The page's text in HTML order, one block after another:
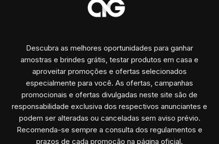
Descubra as melhores oportunidades para ganhar
amostras e brindes grátis, testar produtos em casa e
aproveitar promoções e ofertas selecionados
especialmente para você. As ofertas, campanhas
promocionais e ofertas divulgadas neste site são de
responsabilidade exclusiva dos respectivos anunciantes e
podem ser alteradas ou canceladas sem aviso prévio.
Recomenda-se sempre a consulta dos regulamentos e
prazos de cada promoção na página oficial.